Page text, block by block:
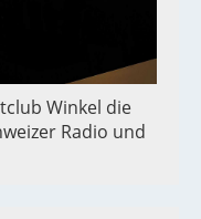
Winkel die
Radio und